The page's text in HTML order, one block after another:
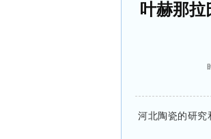
叶赫那
河北陶瓷的研究